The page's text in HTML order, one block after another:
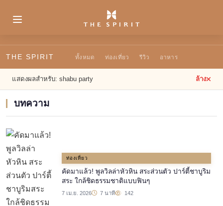
THE SPIRIT ทั้งหมด ท่องเที่ยว รีวิว อาหาร
แสดงผลสำหรับ: shabu party ล้าง
บทความ
ท่องเที่ยว
คัดมาแล้ว! พูลวิลล่าหัวหิน สระส่วนตัว ปาร์ตี้ชาบูริม
สระ ใกล้ชิดธรรมชาติแบบฟินๆ
7 เม.ย. 2026 7 นาที 142